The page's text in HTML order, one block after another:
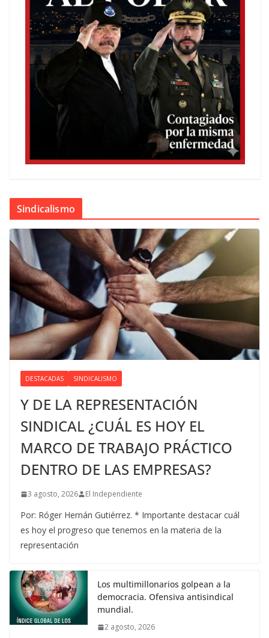
Sindicalismo
DESTACADAS SINDICALISMO
Y DE LA REPRESENTACIÓN
SINDICAL ¿CUÁL ES HOY EL
MARCO DE TRABAJO PRÁCTICO
DENTRO DE LAS EMPRESAS?
3 agosto, 2026 El Independiente
Por: Róger Hernán Gutiérrez. * Importante destacar cuál
es hoy el progreso que tenemos en la materia de la
representación
Los multimillonarios golpean a la
democracia. Ofensiva antisindical
mundial.
2 agosto, 2026